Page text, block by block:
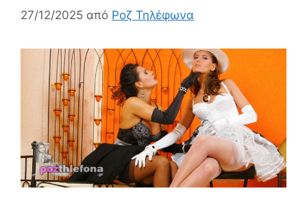
27/12/2025 από Ροζ Τηλέφωνα